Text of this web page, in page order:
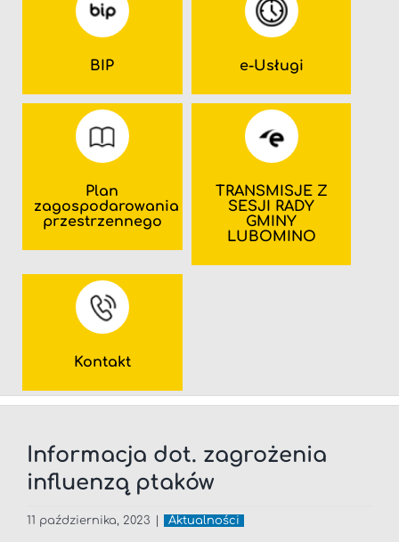
BIP e-Usługi
Plan
zagospodarowania
przestrzennego
TRANSMISJE Z
SESJI RADY
GMINY
LUBOMINO
Kontakt
Informacja dot. zagrożenia
influenzą ptaków
11 października, 2023 Aktualności